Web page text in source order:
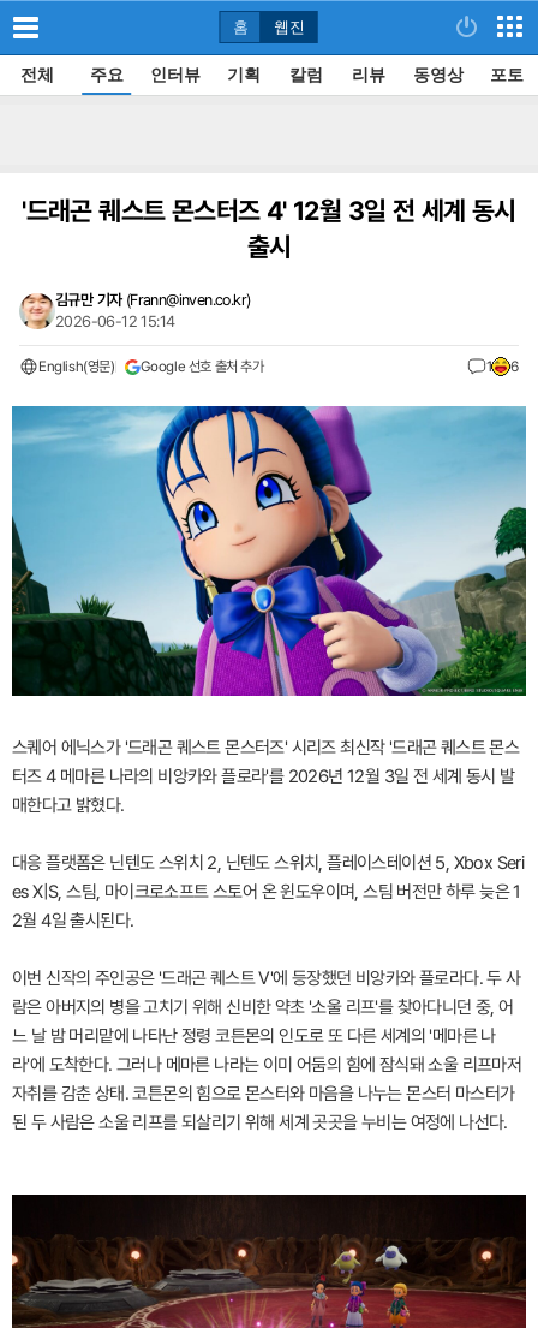
홈 웹진
전체 주요 인터뷰 기획 칼럼 리뷰 동영상 포토
'드래곤 퀘스트 몬스터즈 4' 12월 3일 전 세계 동시
출시
김규만 기자 (Frann@inven.co.kr)
2026-06-12 15:14
English(영문) Google 선호 출처 추가 1 6
스퀘어 에닉스가 '드래곤 퀘스트 몬스터즈' 시리즈 최신작 '드래곤 퀘스트 몬스
터즈 4 메마른 나라의 비앙카와 플로라'를 2026년 12월 3일 전 세계 동시 발
매한다고 밝혔다.
대응 플랫폼은 닌텐도 스위치 2, 닌텐도 스위치, 플레이스테이션 5, Xbox Seri
es X|S, 스팀, 마이크로소프트 스토어 온 윈도우이며, 스팀 버전만 하루 늦은 1
2월 4일 출시된다.
이번 신작의 주인공은 '드래곤 퀘스트 V'에 등장했던 비앙카와 플로라다. 두 사
람은 아버지의 병을 고치기 위해 신비한 약초 '소울 리프'를 찾아다니던 중, 어
느 날 밤 머리맡에 나타난 정령 코튼몬의 인도로 또 다른 세계의 '메마른 나
라'에 도착한다. 그러나 메마른 나라는 이미 어둠의 힘에 잠식돼 소울 리프마저
자취를 감춘 상태. 코튼몬의 힘으로 몬스터와 마음을 나누는 몬스터 마스터가
된 두 사람은 소울 리프를 되살리기 위해 세계 곳곳을 누비는 여정에 나선다.